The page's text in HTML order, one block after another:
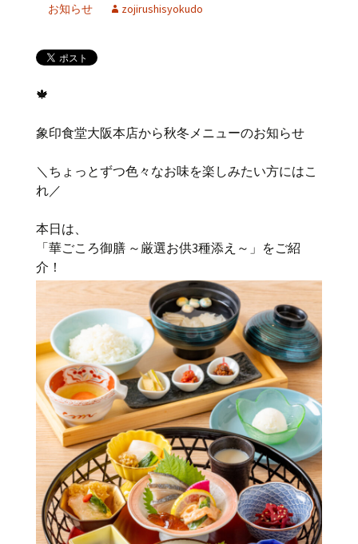
お知らせ
zojirushisyokudo
🍁
象印食堂大阪本店から秋冬メニューのお知らせ
＼ちょっとずつ色々なお味を楽しみたい方にはこ
れ／
本日は、
「華ごころ御膳 ～厳選お供3種添え～」をご紹
介！